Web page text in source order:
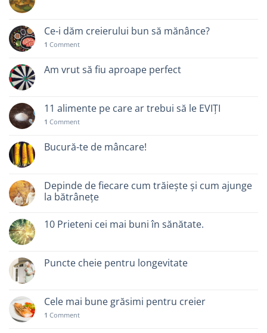
Ce-i dăm creierului bun să mănânce?
1 Comment
Am vrut să fiu aproape perfect
11 alimente pe care ar trebui să le EVIȚI
1 Comment
Bucură-te de mâncare!
Depinde de fiecare cum trăiește și cum ajunge
la bătrânețe
10 Prieteni cei mai buni în sănătate.
Puncte cheie pentru longevitate
Cele mai bune grăsimi pentru creier
1 Comment